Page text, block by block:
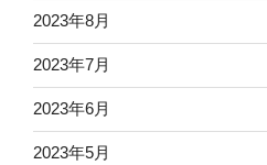
2023年8月
2023年7月
2023年6月
2023年5月